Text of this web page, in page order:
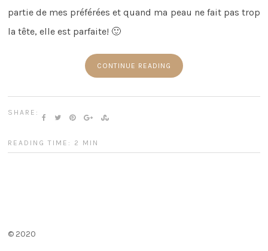
partie de mes préférées et quand ma peau ne fait pas trop
la tête, elle est parfaite! 🙂
CONTINUE READING
SHARE:
READING TIME: 2 MIN
© 2020